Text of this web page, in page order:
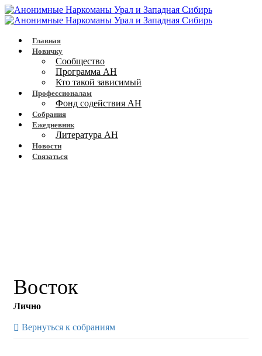
Главная
Новичку
Сообщество
Программа АН
Кто такой зависимый
Профессионалам
Фонд содействия АН
Собрания
Ежедневник
Литература АН
Новости
Связаться
Восток
Лично
Вернуться к собраниям